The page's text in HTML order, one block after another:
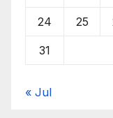
24 25
31
« Jul